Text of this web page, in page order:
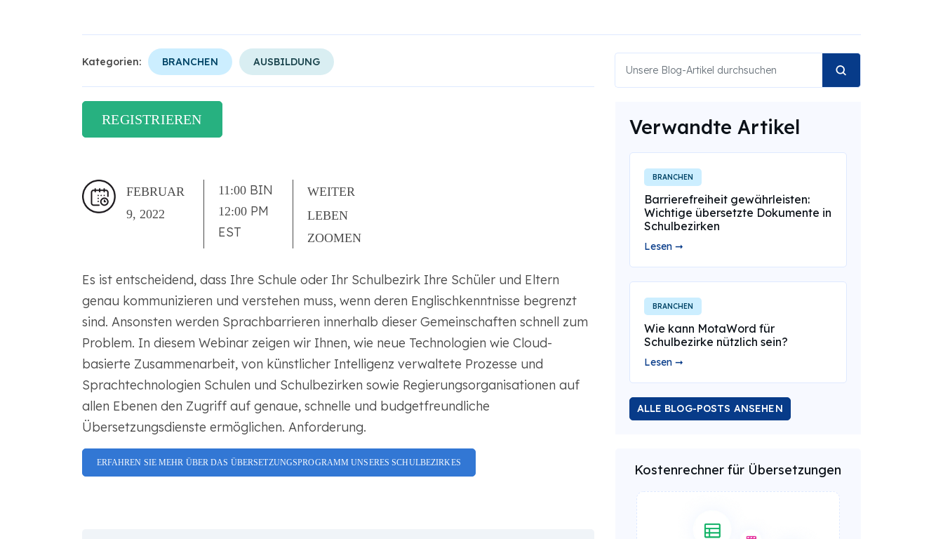
Kategorien: BRANCHEN AUSBILDUNG
REGISTRIEREN
FEBRUAR
9, 2022
11:00 BIN
12:00 PM
EST
WEITER
LEBEN
ZOOMEN
Es ist entscheidend, dass Ihre Schule oder Ihr Schulbezirk Ihre Schüler und Eltern
genau kommunizieren und verstehen muss, wenn deren Englischkenntnisse begrenzt
sind. Ansonsten werden Sprachbarrieren innerhalb dieser Gemeinschaften schnell zum
Problem. In diesem Webinar zeigen wir Ihnen, wie neue Technologien wie Cloud-
basierte Zusammenarbeit, von künstlicher Intelligenz verwaltete Prozesse und
Sprachtechnologien Schulen und Schulbezirken sowie Regierungsorganisationen auf
allen Ebenen den Zugriff auf genaue, schnelle und budgetfreundliche
Übersetzungsdienste ermöglichen. Anforderung.
ERFAHREN SIE MEHR ÜBER DAS ÜBERSETZUNGSPROGRAMM UNSERES SCHULBEZIRKES
Verwandte Artikel
BRANCHEN
Barrierefreiheit gewährleisten:
Wichtige übersetzte Dokumente in
Schulbezirken
Lesen ➞
BRANCHEN
Wie kann MotaWord für
Schulbezirke nützlich sein?
Lesen ➞
ALLE BLOG-POSTS ANSEHEN
Kostenrechner für Übersetzungen